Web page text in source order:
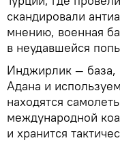
скандировали
мнению, военная
в неудавшейся
Инджирлик — база,
Адана и
находятся
международной
и хранится